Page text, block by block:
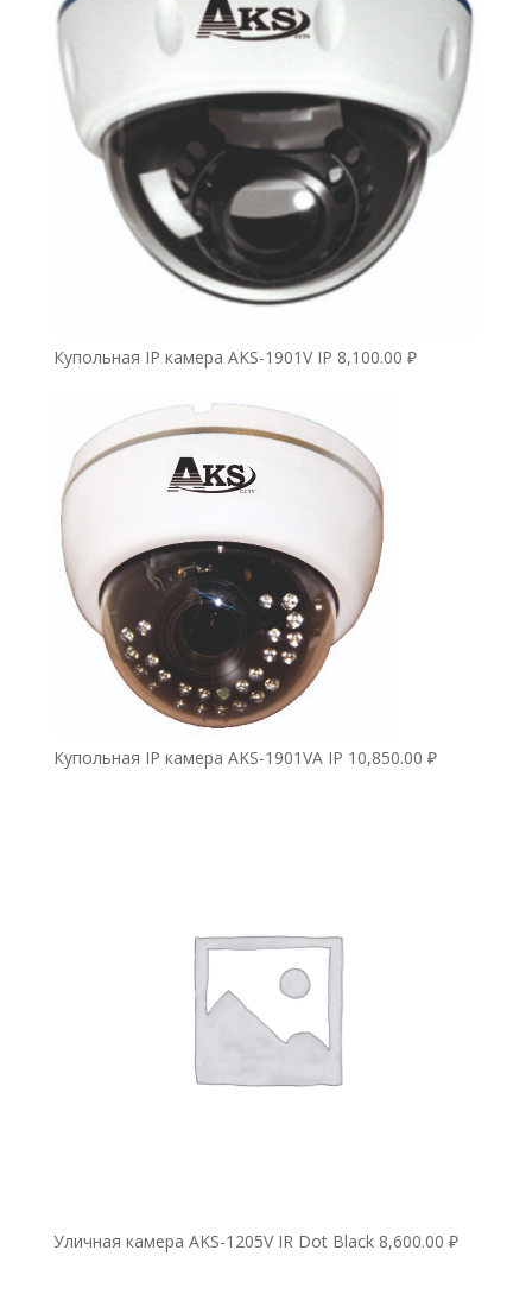
Купольная IP камера AKS-1901V IP 8,100.00 ₽
Купольная IP камера AKS-1901VA IP 10,850.00 ₽
Уличная камера AKS-1205V IR Dot Black 8,600.00 ₽